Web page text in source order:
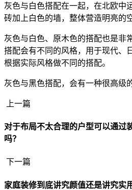
灰色与白色搭配在一起，在北欧中
砖加上白色的墙，整体营造明亮的
灰色与白色、原木色的搭配也是非
搭配会有不同的风格，用于现代、
根据实际风格做不同的搭配。
灰色与黑色搭配，会有一种很高级
上一篇
对于布局不太合理的户型可以通过
吗？
下一篇
家庭装修到底讲究颜值还是讲究实